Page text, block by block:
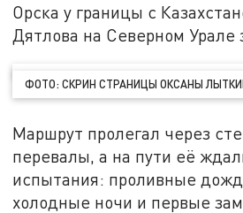
Орска у границы с
Дятлова на Северном Урале
ФОТО: СКРИН СТРАНИЦЫ ОКСАНЫ
Маршрут пролегал через
перевалы, а на пути её
испытания: проливные
холодные ночи и первые